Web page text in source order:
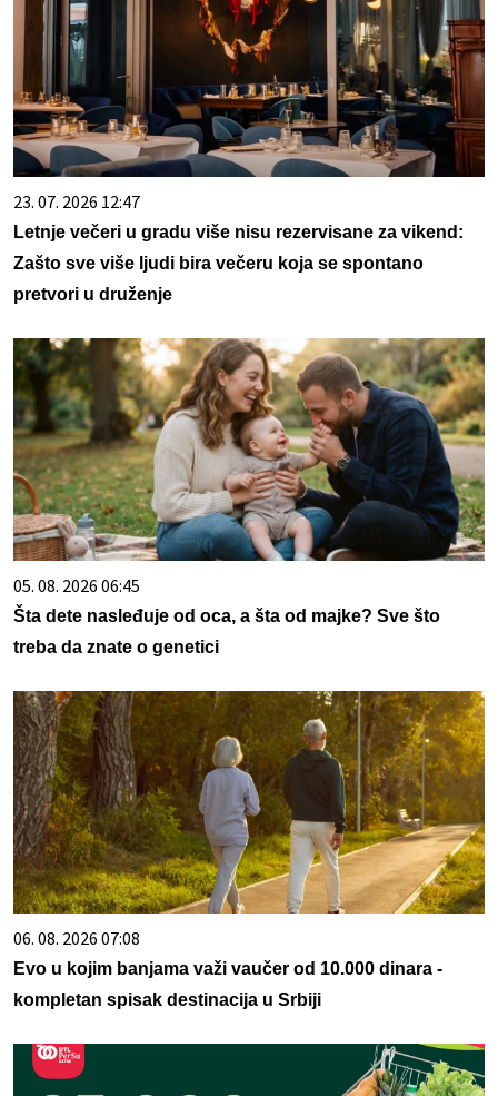
23. 07. 2026 12:47
Letnje večeri u gradu više nisu rezervisane za vikend:
Zašto sve više ljudi bira večeru koja se spontano
pretvori u druženje
05. 08. 2026 06:45
Šta dete nasleđuje od oca, a šta od majke? Sve što
treba da znate o genetici
06. 08. 2026 07:08
Evo u kojim banjama važi vaučer od 10.000 dinara -
kompletan spisak destinacija u Srbiji